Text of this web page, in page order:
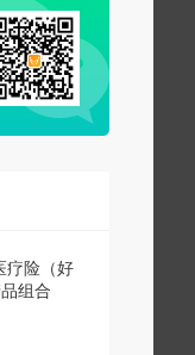
疗险（好
组合